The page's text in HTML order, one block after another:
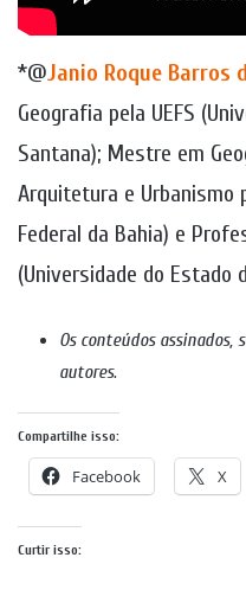
*@Janio Roque Barros
Geografia pela UEFS
Santana); Mestre em
Arquitetura e Urbanismo
Federal da Bahia) e
(Universidade do Estado
Os conteúdos assinados,
autores.
Compartilhe isso:
Facebook X
Curtir isso: